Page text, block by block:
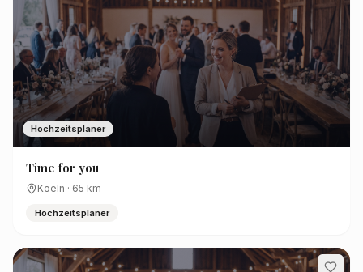
Hochzeitsplaner
Time for you
Koeln · 65 km
Hochzeitsplaner